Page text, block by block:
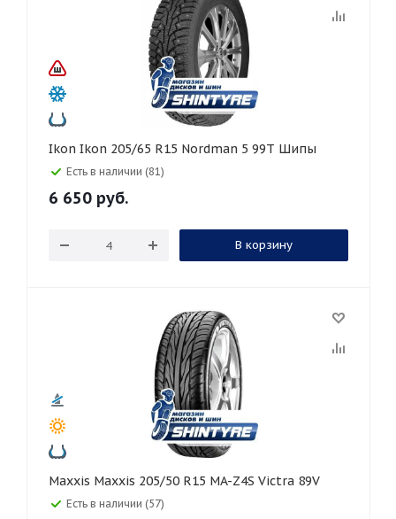
Ikon Ikon 205/65 R15 Nordman 5 99T Шипы
Есть в наличии (81)
6 650 руб.
В корзину
Maxxis Maxxis 205/50 R15 MA-Z4S Victra 89V
Есть в наличии (57)